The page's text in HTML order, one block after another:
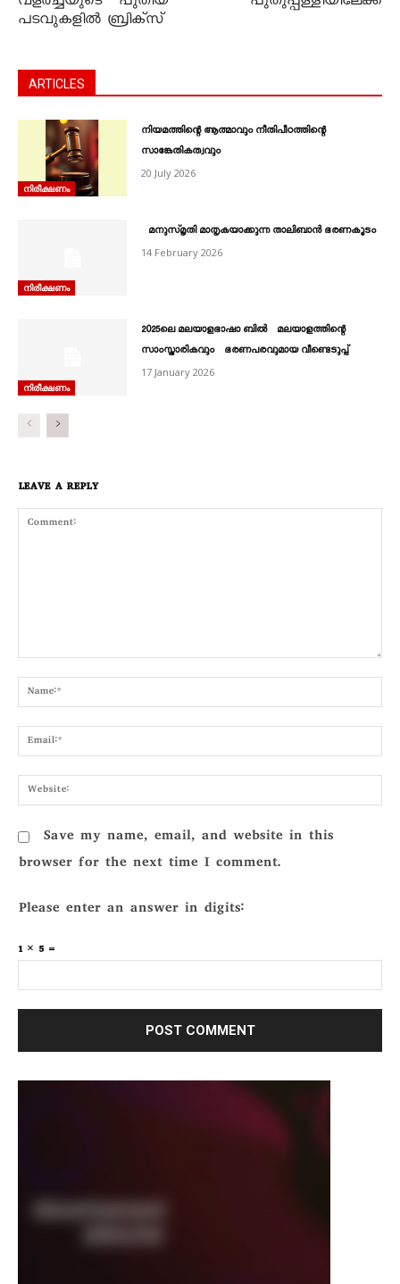
പടവുകളിൽ ബ്രിക്സ്
ARTICLES
നിരീക്ഷണം
നിയമത്തിന്റെ ആത്മാവും നീതിപീഠത്തിന്റെ
സാങ്കേതികത്വവും
20 July 2026
നിരീക്ഷണം
മനുസ്മൃതി മാതൃകയാക്കുന്ന താലിബാന്‍ ഭരണകൂടം
14 February 2026
നിരീക്ഷണം
2025ലെ മലയാളഭാഷാ ബിൽ മലയാളത്തിന്റെ
സാംസ്കാരികവും ഭരണപരവുമായ വീണ്ടെടുപ്പ്
17 January 2026
LEAVE A REPLY
Save my name, email, and website in this
browser for the next time I comment.
Please enter an answer in digits:
1 × 5 =